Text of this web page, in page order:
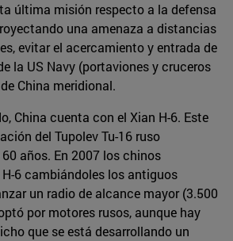
última misión respecto a la defensa
una amenaza a distancias
evitar el acercamiento y entrada de
la US Navy (portaviones y cruceros
China meridional.
China cuenta con el Xian H-6. Este
del Tupolev Tu-16 ruso
años. En 2007 los chinos
6 cambiándoles los antiguos
un radio de alcance mayor (3.500
por motores rusos, aunque hay
que se está desarrollando un